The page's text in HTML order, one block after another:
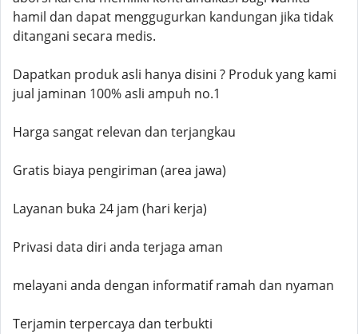
hamil dan dapat menggugurkan kandungan jika tidak
ditangani secara medis.
Dapatkan produk asli hanya disini ? Produk yang kami
jual jaminan 100% asli ampuh no.1
Harga sangat relevan dan terjangkau
Gratis biaya pengiriman (area jawa)
Layanan buka 24 jam (hari kerja)
Privasi data diri anda terjaga aman
melayani anda dengan informatif ramah dan nyaman
Terjamin terpercaya dan terbukti